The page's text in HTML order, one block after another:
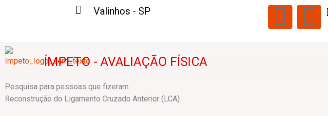
Valinhos - SP
F I
ÍMPETO - AVALIAÇÃO FÍSICA
Pesquisa para pessoas que fizeram
Reconstrução do Ligamento Cruzado Anterior (LCA)